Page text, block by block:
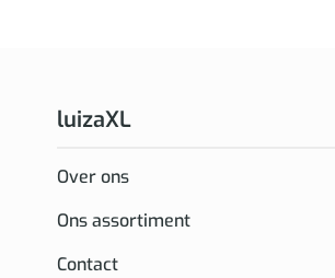
luizaXL
Over ons
Ons assortiment
Contact